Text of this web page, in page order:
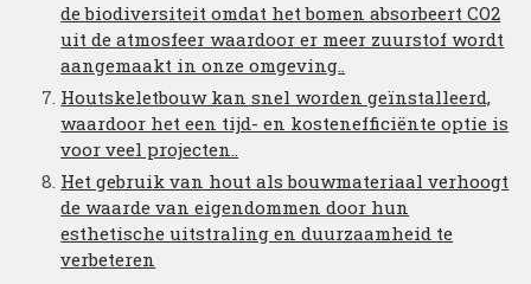
de biodiversiteit omdat het bomen absorbeert CO2
uit de atmosfeer waardoor er meer zuurstof wordt
aangemaakt in onze omgeving..
Houtskeletbouw kan snel worden geïnstalleerd,
waardoor het een tijd- en kostenefficiënte optie is
voor veel projecten..
Het gebruik van hout als bouwmateriaal verhoogt
de waarde van eigendommen door hun
esthetische uitstraling en duurzaamheid te
verbeteren